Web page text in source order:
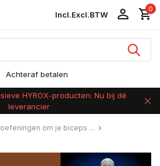
Incl.Excl.BTW
0
Achteraf betalen
HYROX-producten: Nu bij dé
leverancier
om je biceps ...